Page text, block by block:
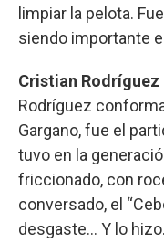
limpiar la pelota.
siendo importante
Cristian Rodríguez
Rodríguez
Gargano, fue el
tuvo en la
friccionado, con
conversado, el
desgaste... Y lo